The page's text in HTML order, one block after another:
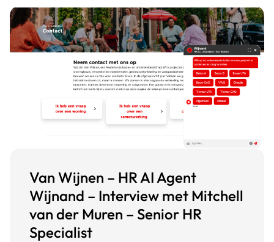
Van Wijnen – HR AI Agent
Wijnand – Interview met Mitchell
van der Muren – Senior HR
Specialist